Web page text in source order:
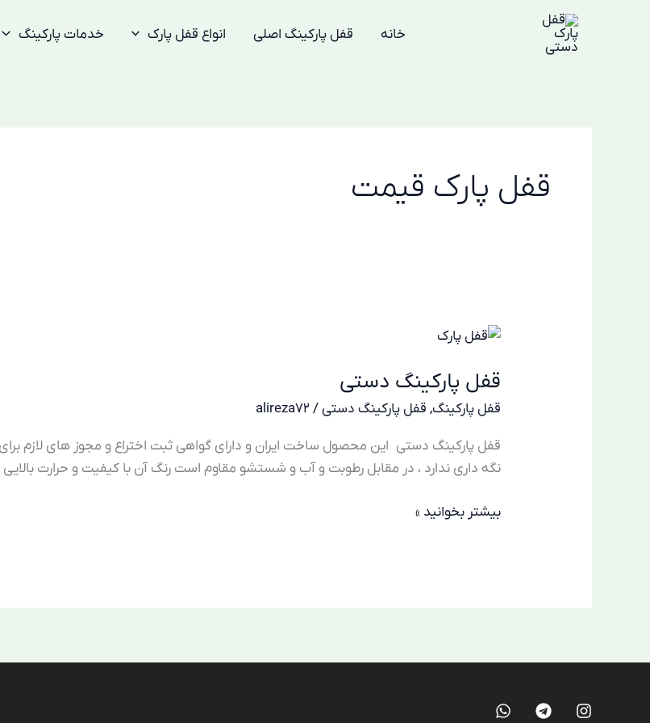
خانه قفل پارکینگ اصلی انواع قفل پارک خدمات پارکینگ
قفل پارک قیمت
قفل پارکینگ دستی
قفل پارکینگ, قفل پارکینگ دستی/
alireza72
قفل پارکینگ دستی این محصول ساخت ایران و دارای گواهی ثبت اختراع و مجوز های لازم
نگه داری ندارد ، در مقابل رطوبت و آب و شستشو مقاوم است رنگ آن با کیفیت و حرارت
قفل
دستی
بیشتر بخوانید »